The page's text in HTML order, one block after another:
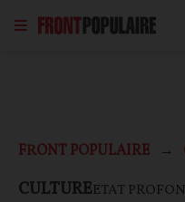
FRONT POPULAIRE
CULTUREETAT